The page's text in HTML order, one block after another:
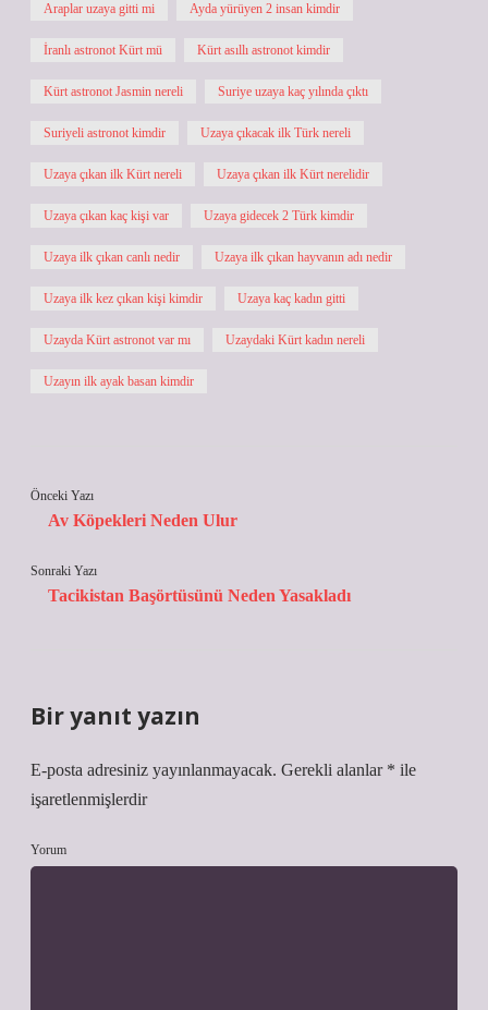
Araplar uzaya gitti mi Ayda yürüyen 2 insan kimdir
İranlı astronot Kürt mü Kürt asıllı astronot kimdir
Kürt astronot Jasmin nereli Suriye uzaya kaç yılında çıktı
Suriyeli astronot kimdir Uzaya çıkacak ilk Türk nereli
Uzaya çıkan ilk Kürt nereli Uzaya çıkan ilk Kürt nerelidir
Uzaya çıkan kaç kişi var Uzaya gidecek 2 Türk kimdir
Uzaya ilk çıkan canlı nedir Uzaya ilk çıkan hayvanın adı nedir
Uzaya ilk kez çıkan kişi kimdir Uzaya kaç kadın gitti
Uzayda Kürt astronot var mı Uzaydaki Kürt kadın nereli
Uzayın ilk ayak basan kimdir
Önceki Yazı
Av Köpekleri Neden Ulur
Sonraki Yazı
Tacikistan Başörtüsünü Neden Yasakladı
Bir yanıt yazın
E-posta adresiniz yayınlanmayacak. Gerekli alanlar * ile
işaretlenmişlerdir
Yorum